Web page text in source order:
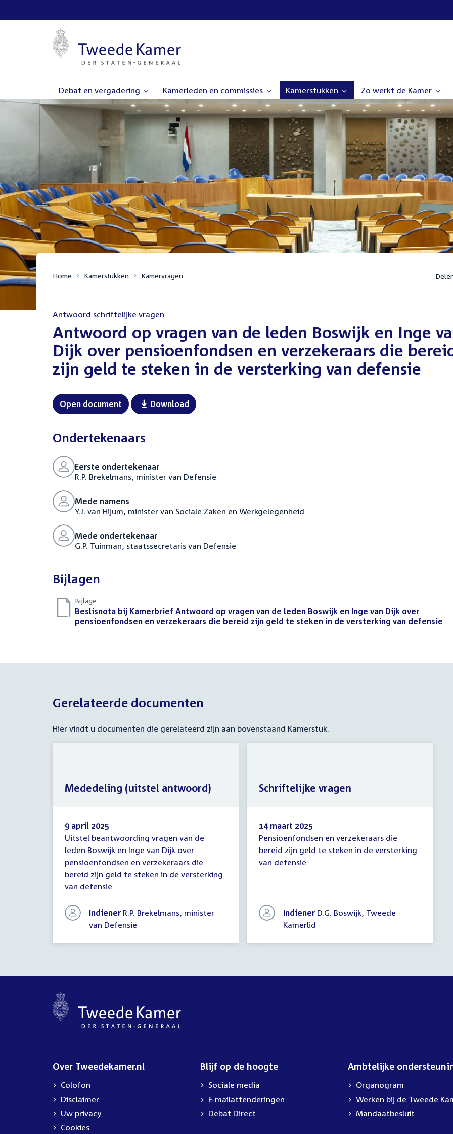
Debat en vergadering Kamerleden en commissies Kamerstukken Zo werkt de Kamer
Home Kamerstukken Kamervragen
Antwoord schriftelijke vragen
Antwoord op vragen van de leden Boswijk en Inge
Dijk over pensioenfondsen en verzekeraars die
zijn geld te steken in de versterking van defensie
Open document Download
Ondertekenaars
Eerste ondertekenaar
R.P. Brekelmans, minister van Defensie
Mede namens
Y.J. van Hijum, minister van Sociale Zaken en Werkgelegenheid
Mede ondertekenaar
G.P. Tuinman, staatssecretaris van Defensie
Bijlagen
Bijlage
Download
bestand:
Beslisnota bij Kamerbrief Antwoord op vragen van de leden Boswijk en Inge van Dijk over
pensioenfondsen en verzekeraars die bereid zijn geld te steken in de versterking van defensie
Gerelateerde documenten
Hier vindt u documenten die gerelateerd zijn aan bovenstaand Kamerstuk.
Mededeling
(uitstel
antwoord)
9 april 2025
Uitstel beantwoording vragen van de
leden Boswijk en Inge van Dijk over
pensioenfondsen en verzekeraars die
bereid zijn geld te steken in de versterking
van defensie
Indiener R.P. Brekelmans, minister
van Defensie
Mededeling (uitstel antwoord)
Schriftelijke
vragen
14 maart 2025
Pensioenfondsen en verzekeraars die
bereid zijn geld te steken in de versterking
van defensie
Indiener D.G. Boswijk, Tweede
Kamerlid
Schriftelijke vragen
Over Tweedekamer.nl
Colofon
Disclaimer
Uw privacy
Cookies
Blijf op de hoogte
Sociale media
E-mailattenderingen
Debat Direct
Ambtelijke
Organogram
External
link:
Werken bij de Tweede
Mandaatbesluit